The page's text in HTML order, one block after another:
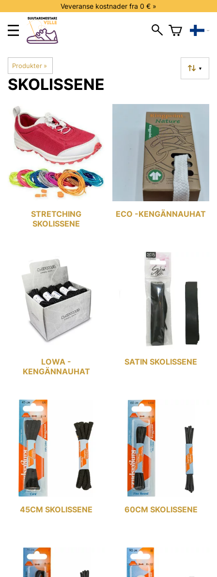
Veveranse kostnader fra 0 € »
Produkter ‪» ▼
SKOLISSENE
STRETCHING
SKOLISSENE
ECO -KENGÄNNAUHAT
LOWA -
KENGÄNNAUHAT
SATIN SKOLISSENE
45CM SKOLISSENE 60CM SKOLISSENE